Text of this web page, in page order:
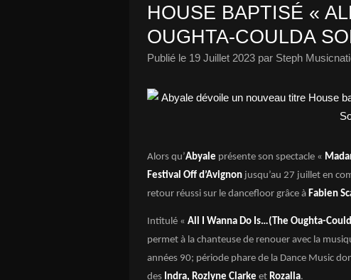
HOUSE BAPTISÉ «
OUGHTA-COULDA
Publié le 19 Juillet 2023 par Steph
Alors qu’Abyale présente son spectacle «
Festival Off d’Avignon jusqu’au 27 juillet en
retour réussi sur le dancefloor grâce à Fabien
Intitulé « All I Wanna Do Is…(The Oughta-
permet à la chanteuse de renouer avec la
années 90; période phare de la Dance Music
des Indra, Rozlyne Clarke et Rozalla.